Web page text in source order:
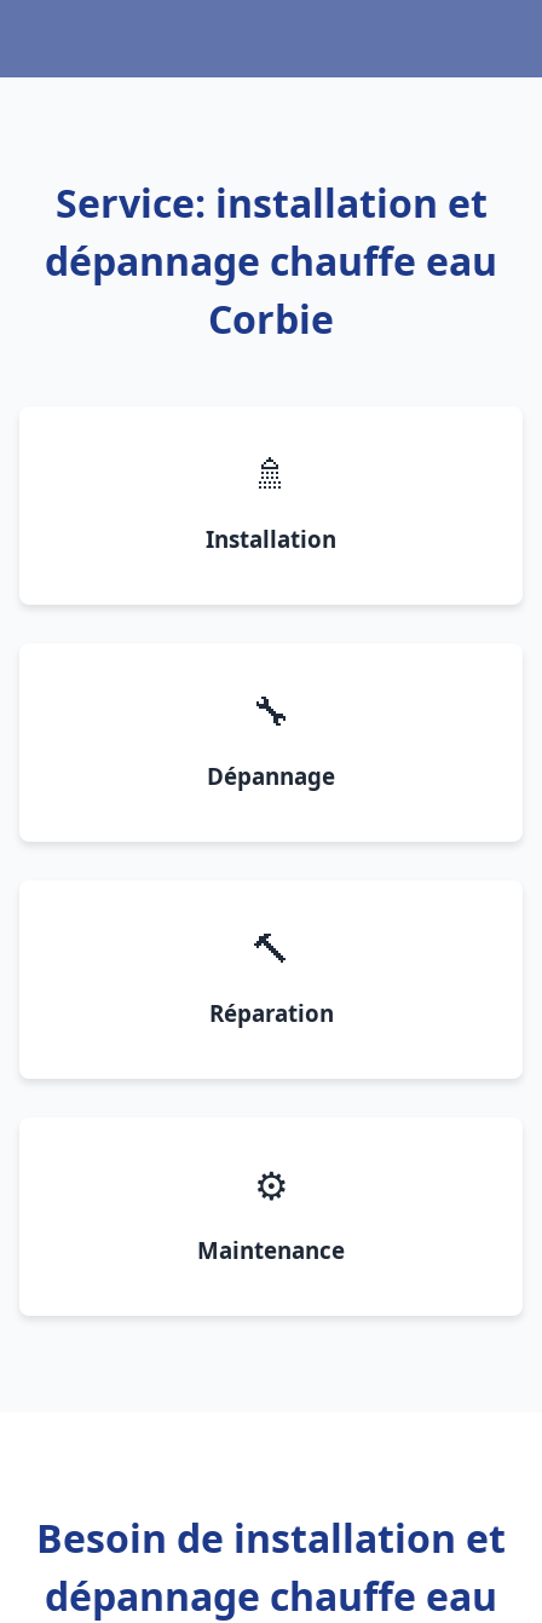
Service: installation et
dépannage chauffe eau
Corbie
🚿
Installation
🔧
Dépannage
🔨
Réparation
⚙️
Maintenance
Besoin de installation et
dépannage chauffe eau